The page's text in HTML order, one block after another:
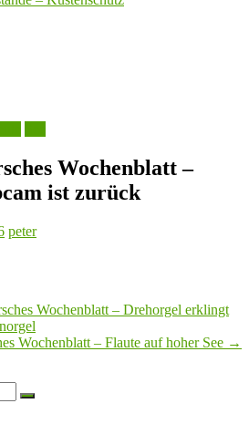
Wochenblatt –
ist zurück
peter
Wochenblatt – Drehorgel erklingt
Wochenblatt – Flaute auf hoher See →